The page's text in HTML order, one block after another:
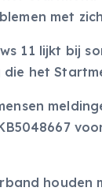
met
11 lijkt bij
het
houden